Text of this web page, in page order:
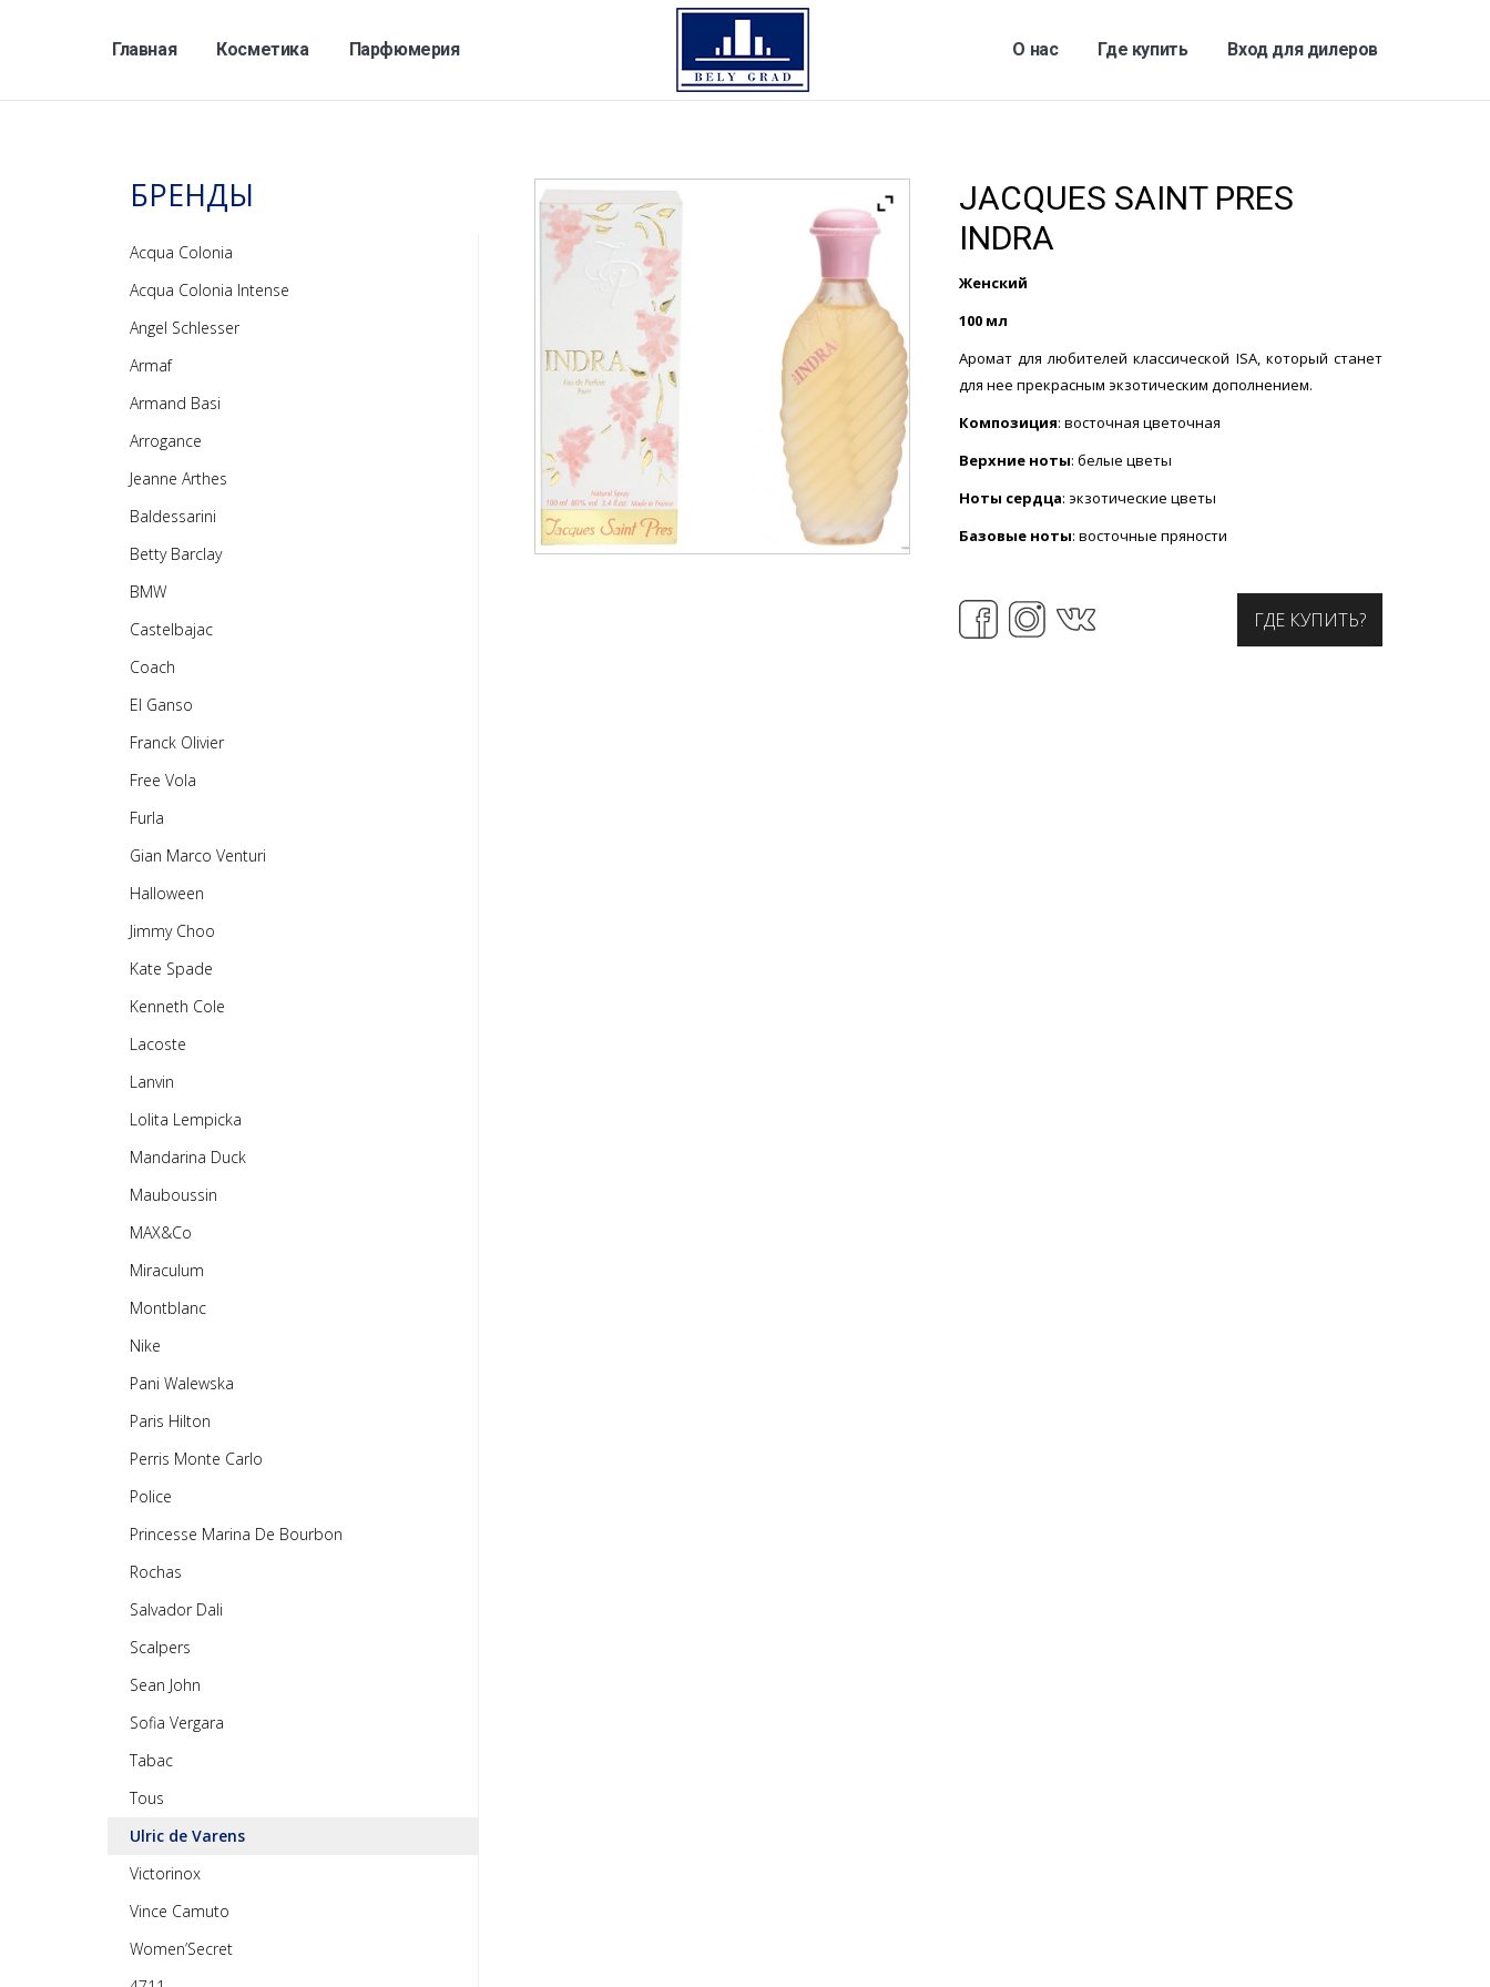
Главная Косметика Парфюмерия О нас Где купить Вход для дилеров
JACQUES SAINT PRES
INDRA
Женский
100 мл
Аромат для любителей классической ISA, который станет
для нее прекрасным экзотическим дополнением.
Композиция: восточная цветочная
Верхние ноты: белые цветы
Ноты сердца: экзотические цветы
Базовые ноты: восточные пряности
ГДЕ КУПИТЬ?
БРЕНДЫ
Acqua Colonia
Acqua Colonia Intense
Angel Schlesser
Armaf
Armand Basi
Arrogance
Jeanne Arthes
Baldessarini
Betty Barclay
BMW
Castelbajac
Coach
El Ganso
Franck Olivier
Free Vola
Furla
Gian Marco Venturi
Halloween
Jimmy Choo
Kate Spade
Kenneth Cole
Lacoste
Lanvin
Lolita Lempicka
Mandarina Duck
Mauboussin
MAX&Co
Miraculum
Montblanc
Nike
Pani Walewska
Paris Hilton
Perris Monte Carlo
Police
Princesse Marina De Bourbon
Rochas
Salvador Dali
Scalpers
Sean John
Sofia Vergara
Tabac
Tous
Ulric de Varens
Victorinox
Vince Camuto
Women’Secret